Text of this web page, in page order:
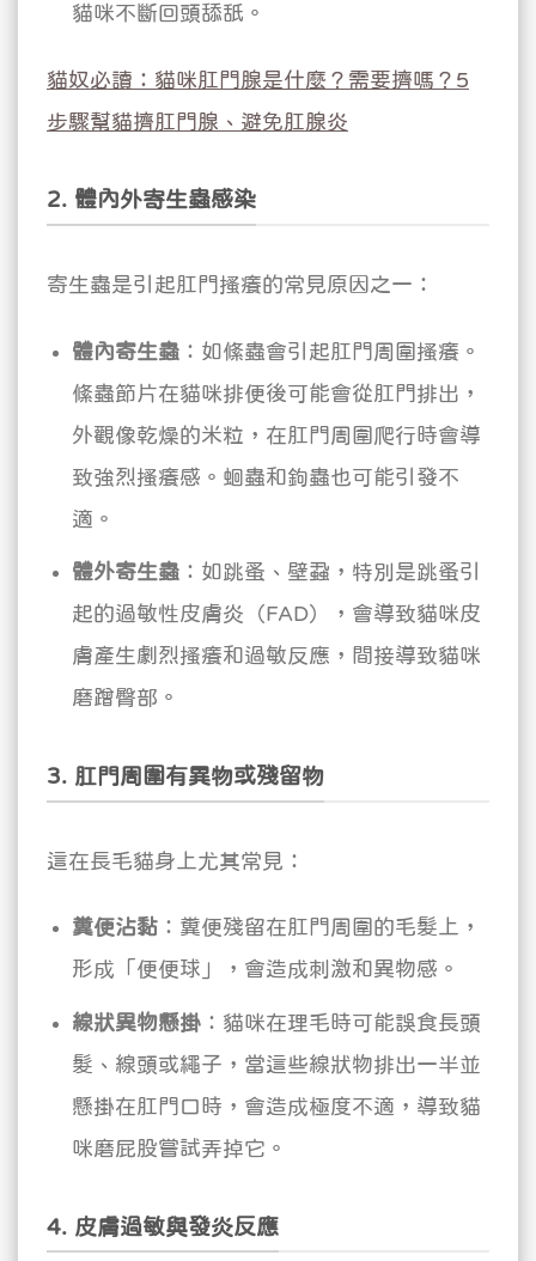
貓咪不斷回頭舔舐。
貓奴必讀：貓咪肛門腺是什麼？需要擠嗎？5
步驟幫貓擠肛門腺、避免肛腺炎
2. 體內外寄生蟲感染
寄生蟲是引起肛門搔癢的常見原因之一：
體內寄生蟲：如絛蟲會引起肛門周圍搔癢。
絛蟲節片在貓咪排便後可能會從肛門排出，
外觀像乾燥的米粒，在肛門周圍爬行時會導
致強烈搔癢感。蛔蟲和鉤蟲也可能引發不
適。
體外寄生蟲：如跳蚤、壁蝨，特別是跳蚤引
起的過敏性皮膚炎（FAD），會導致貓咪皮
膚產生劇烈搔癢和過敏反應，間接導致貓咪
磨蹭臀部。
3. 肛門周圍有異物或殘留物
這在長毛貓身上尤其常見：
糞便沾黏：糞便殘留在肛門周圍的毛髮上，
形成「便便球」，會造成刺激和異物感。
線狀異物懸掛：貓咪在理毛時可能誤食長頭
髮、線頭或繩子，當這些線狀物排出一半並
懸掛在肛門口時，會造成極度不適，導致貓
咪磨屁股嘗試弄掉它。
4. 皮膚過敏與發炎反應